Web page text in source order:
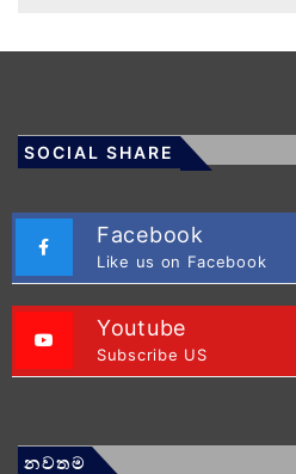
SOCIAL SHARE
Facebook
Like us on Facebook
Youtube
Subscribe US
නවතම